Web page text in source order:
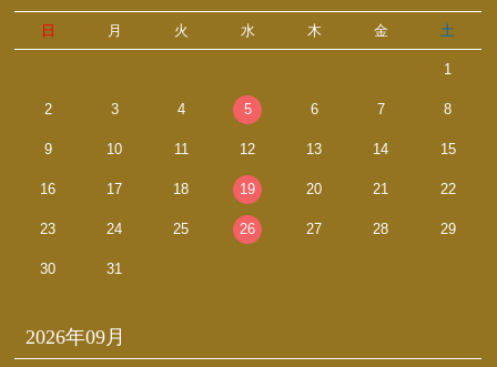
日 月 火 水 木 金 土
1
2 3 4 5 6 7 8
9 10 11 12 13 14 15
16 17 18 19 20 21 22
23 24 25 26 27 28 29
30 31
2026年09月